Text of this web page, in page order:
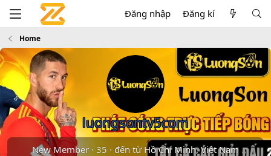
Đăng nhập Đăng kí
Home
luongsontv5com
New Member · 35 · đến từ Hồ Chí Minh, Việt Nam